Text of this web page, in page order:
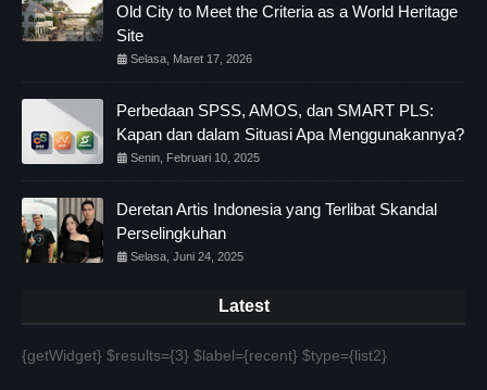
Old City to Meet the Criteria as a World Heritage
Site
Selasa, Maret 17, 2026
Perbedaan SPSS, AMOS, dan SMART PLS:
Kapan dan dalam Situasi Apa Menggunakannya?
Senin, Februari 10, 2025
Deretan Artis Indonesia yang Terlibat Skandal
Perselingkuhan
Selasa, Juni 24, 2025
Latest
{getWidget} $results={3} $label={recent} $type={list2}